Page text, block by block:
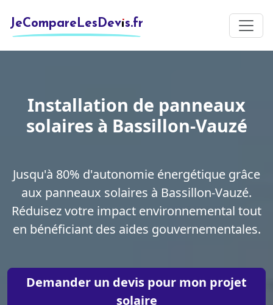
JeCompareLesDevis.fr
Installation de panneaux
solaires à Bassillon-Vauzé
Jusqu'à 80% d'autonomie énergétique grâce
aux panneaux solaires à Bassillon-Vauzé.
Réduisez votre impact environnemental tout
en bénéficiant des aides gouvernementales.
Demander un devis pour mon projet
solaire